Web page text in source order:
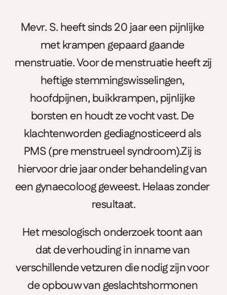
Mevr. S. heeft sinds 20 jaar een pijnlijke
met krampen gepaard gaande
menstruatie. Voor de menstruatie heeft zij
heftige stemmingswisselingen,
hoofdpijnen, buikkrampen, pijnlijke
borsten en houdt ze vocht vast. De
klachtenworden gediagnosticeerd als
PMS (pre menstrueel syndroom).Zij is
hiervoor drie jaar onder behandeling van
een gynaecoloog geweest. Helaas zonder
resultaat.
Het mesologisch onderzoek toont aan
dat de verhouding in inname van
verschillende vetzuren die nodig zijn voor
de opbouw van geslachtshormonen